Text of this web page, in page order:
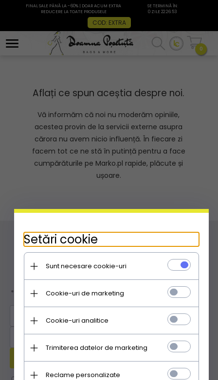
FINAL SALE PÂNĂ LA -60% | DOAR ACUM EXTRA
REDUCERE LA TOATE PRODUSELE
COD: EXTRA
SE TERMINĂ ÎN:
0 ZILE 22:26:53
0
Aflați ce spun aceștia despre noi.
Vă informăm că noi nu moderăm opiniile,
acestea provin de la servicii externe asupra
cărora nu avem nicio influență. În fiecare zi
facem tot ce ne stă în putință pentru a face
cumpărăturile pe Marko.pl rapide, plăcute și
ușoare.
Setări cookie
Sunt necesare cookie-uri
Cookie-uri de marketing
Cookie-uri analitice
Trimiterea datelor de marketing
Reclame personalizate